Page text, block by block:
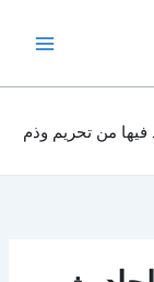
من تحريم وذم